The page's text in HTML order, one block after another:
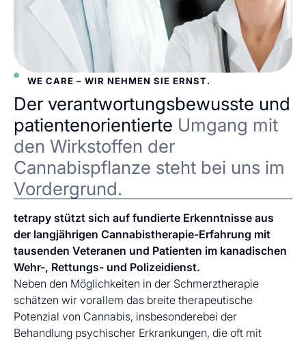
WE CARE – WIR NEHMEN SIE ERNST.
Der verantwortungsbewusste und
patientenorientierte Umgang mit
den Wirkstoffen der
Cannabispflanze steht bei uns im
Vordergrund.
tetrapy stützt sich auf fundierte Erkenntnisse aus
der langjährigen Cannabistherapie-Erfahrung mit
tausenden Veteranen und Patienten im kanadischen
Wehr-, Rettungs- und Polizeidienst.
Neben den Möglichkeiten in der Schmerztherapie
schätzen wir vorallem das breite therapeutische
Potenzial von Cannabis, insbesonderebei der
Behandlung psychischer Erkrankungen, die oft mit